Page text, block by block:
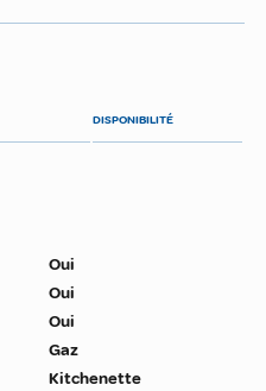
DISPONIBILITÉ
Oui
Oui
Oui
Gaz
Kitchenette